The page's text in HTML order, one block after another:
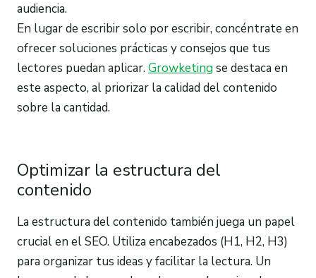
audiencia.
En lugar de escribir solo por escribir, concéntrate en
ofrecer soluciones prácticas y consejos que tus
lectores puedan aplicar.Growketingse destaca en
este aspecto, al priorizar la calidad del contenido
sobre la cantidad.
Optimizar la estructura del
contenido
La estructura del contenido también juega un papel
crucial en el SEO. Utiliza encabezados (H1, H2, H3)
para organizar tus ideas y facilitar la lectura. Un